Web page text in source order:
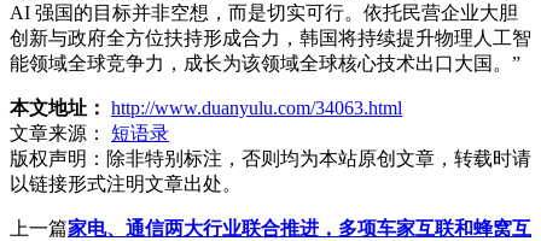
AI 强国的目标并非空想，而是切实可行。依托民营企业大胆
创新与政府全方位扶持形成合力，韩国将持续提升物理人工智
能领域全球竞争力，成长为该领域全球核心技术出口大国。”
本文地址： http://www.duanyulu.com/34063.html
文章来源：
短语录
版权声明： 除非特别标注，否则均为本站原创文章，转载时请
以链接形式注明文章出处。
上一篇家电、通信两大行业联合推进，多项车家互联和蜂窝互